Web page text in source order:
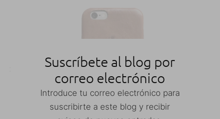
Suscríbete al blog por
correo electrónico
Introduce tu correo electrónico para
suscribirte a este blog y recibir